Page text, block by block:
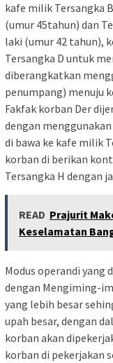
kafe milik Tersangka
(umur 45tahun) dan
laki (umur 42 tahun),
Tersangka D untuk
diberangkatkan
penumpang) menuju
Fakfak korban Der
dengan
di bawa ke kafe milik
korban di berikan
Tersangka H dengan
READ Prajurit
Keselamatan
Modus operandi yang
dengan Mengiming-
yang lebih besar
upah besar, dengan
korban akan
korban di pekerjakan